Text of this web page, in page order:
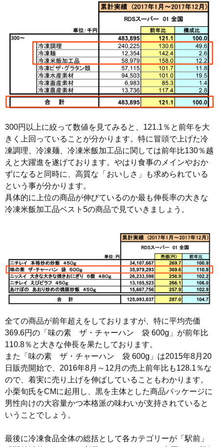
300円以上に絞って数値を見てみると、121.1％と前年を大
きく上回っていることが分かります。特に冒頭で上げた冷
凍調理、冷凍麺、冷凍米飯加工品に関しては前年比130％越
えと大躍進を遂げております。やはり食事のメインやおか
ずになると同時に、高質な「おいしさ」も求められている
という事が分かります。
具体的に上位の商品が伸びているのか最も伸長率の大きな
冷凍米飯加工品ベスト5の商品で見ていきましょう。
全ての商品が前年超えをしておりますが、特に平均売価
369.6円の「味の素 ザ・チャーハン 袋 600g」が前年比
110.8％と大きな伸長を果たしております。
また「味の素 ザ・チャーハン 袋 600g」は2015年8月20
日販売開始で、2016年8月～12月の売上前年比も128.1％な
ので、着実に売り上げを伸ばしていることもわかります。
小栗旬氏をCMに起用し、黒を主体とした商品パッケージに
男性向けの大容量かつ本格派の味わいが支持されていると
いうことでしょう。
最後に冷凍食品全体の総括として各カテゴリーが「駅前」